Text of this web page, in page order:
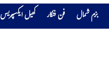
بزم شمال فن فنکار کھیل ایکسپریس